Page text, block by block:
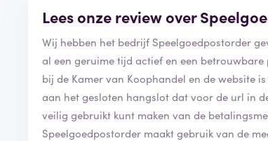
Lees onze review over
al een geruime tijd actief en een betrouwbare partij om bij te
bij de Kamer van Koophandel en de website is
aan het gesloten hangslot dat voor de url in de balk van
veilig gebruikt kunt maken van de betalingsmethoden
Speelgoedpostorder maakt gebruik van de